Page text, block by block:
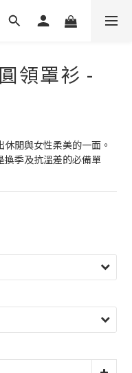
領罩衫 -
閒與女性柔美的一面。
換季及抗溫差的必備單